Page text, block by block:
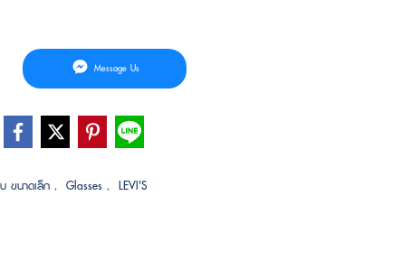
Message Us
ขนาดเล็ก , Glasses , LEVI'S